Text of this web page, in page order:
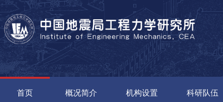
首页 概况简介 机构设置 科研队伍